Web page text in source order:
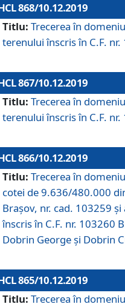
868/10.12.2019
Titlu: Trecerea în
terenului înscris în C.F.
867/10.12.2019
Titlu: Trecerea în
terenului înscris în C.F.
866/10.12.2019
Titlu: Trecerea în
cotei de 9.636/480.000
Brașov, nr. cad. 103259
înscris în C.F. nr. 103260
Dobrin George și Dobrin
865/10.12.2019
Titlu: Trecerea în